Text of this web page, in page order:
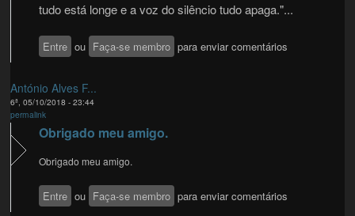
tudo está longe e a voz do silêncio tudo apaga."...
Entre ou Faça-se membro para enviar comentários
António Alves F...
6ª, 05/10/2018 - 23:44
permalink
Obrigado meu amigo.
Obrigado meu amigo.
Entre ou Faça-se membro para enviar comentários